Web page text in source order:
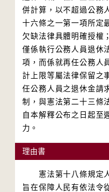
併計算，以不超過公務
十六條之一第一項所定
欠缺法律具體明確授權
僅係執行公務人員退休
項，而係就再任公務人
計上限等屬法律保留之
任公務人員之退休金請
制，與憲法第二十三條
自本解釋公布之日起至
力。
理由書
憲法第十八條規定人
旨在保障人民有依法令